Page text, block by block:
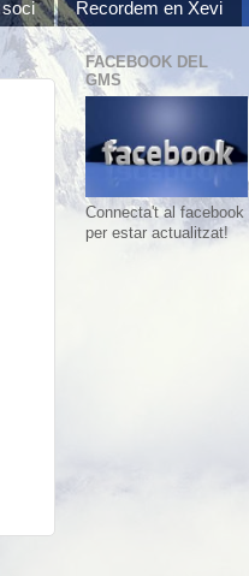
Recordem en Xevi
FACEBOOK DEL
GMS
Connecta't al facebook
per estar actualitzat!